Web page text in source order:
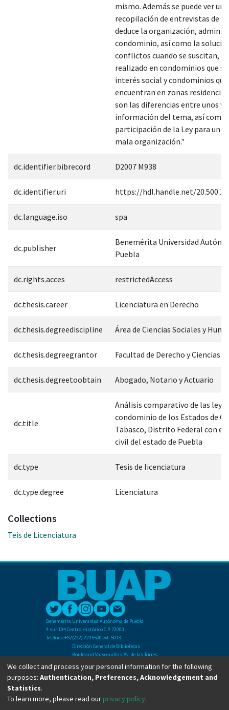
mismo. Además se puede ver una
recopilación de entrevistas de
deduce la organización,
condominio, así como la
conflictos cuando se suscitan,
realizado en condominios que
interés social y condominios que
encuentran en zonas
son las diferencias entre unos y
información del tema, así como
participación de la Ley para un
mala organización."
dc.identifier.bibrecord D2007 M938
dc.identifier.uri https://hdl.handle.net/
dc.language.iso spa
dc.publisher
Benemérita Universidad
Puebla
dc.rights.acces restrictedAccess
dc.thesis.career Licenciatura en Derecho
dc.thesis.degreediscipline Área de Ciencias Sociales y
dc.thesis.degreegrantor Facultad de Derecho y Ciencias
dc.thesis.degreetoobtain Abogado, Notario y Actuario
dc.title
Análisis comparativo de las
condominio de los Estados de
Tabasco, Distrito Federal con el
civil del estado de Puebla
dc.type Tesis de licenciatura
dc.type.degree Licenciatura
Collections
Teis de Licenciatura
Benemérita Universidad Autónoma de Puebla
4 sur 104 Centro Histórico C.P. 72000
Teléfono +52(222) 2295500 ext. 5013
Dirección General de Bibliotecas
Boulevard Valsequillo y Av. de las Torres
Ciudad Universitaria. Col. San Manuel
C.P. 72570
Teléfono +52 (222) 2295500 Ext 2901
We collect and process your personal information for the following
purposes: Authentication, Preferences, Acknowledgement and
Statistics.
To learn more, please read our privacy policy.